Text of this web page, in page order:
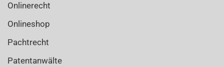
Onlinerecht
Onlineshop
Pachtrecht
Patentanwälte